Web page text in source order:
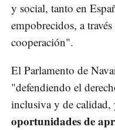
y social, tanto en
empobrecidos, a
cooperación".
El Parlamento de
"defendiendo el
inclusiva y de
oportunidades de